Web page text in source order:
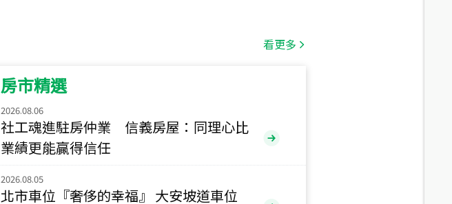
115
新北市永和區環河西路二段
115年07月 成交
央央 5,800萬
看更多
房市精選
2026.08.06
社工魂進駐房仲業 信義房屋：同理心比
業績更能贏得信任
2026.08.05
北市車位『奢侈的幸福』 大安坡道車位